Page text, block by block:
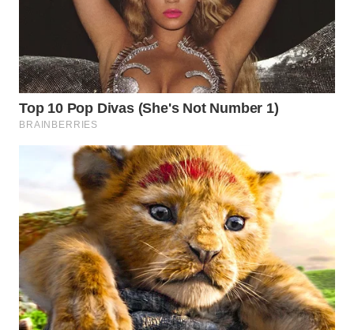
INDRAMAYU
WN
KUNINGAN
WN
MAJALENGKA
SUBANG
WN
SUKABUMI
WN
PURWAKARTA